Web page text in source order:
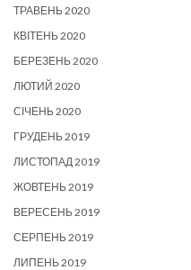
ТРАВЕНЬ 2020
КВІТЕНЬ 2020
БЕРЕЗЕНЬ 2020
ЛЮТИЙ 2020
СІЧЕНЬ 2020
ГРУДЕНЬ 2019
ЛИСТОПАД 2019
ЖОВТЕНЬ 2019
ВЕРЕСЕНЬ 2019
СЕРПЕНЬ 2019
ЛИПЕНЬ 2019